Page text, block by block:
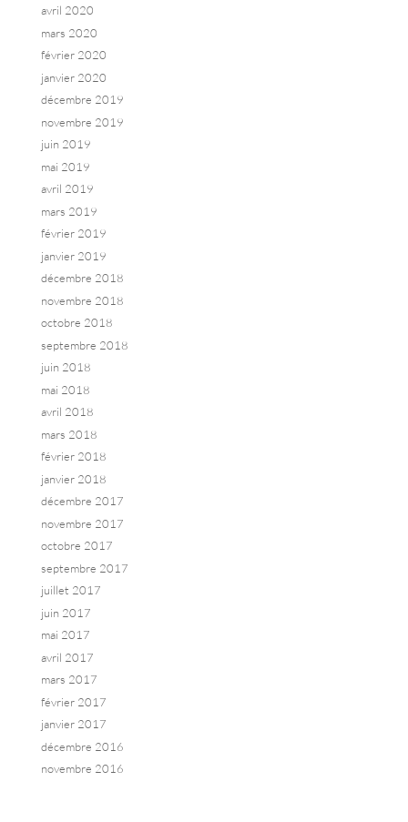
avril 2020
mars 2020
février 2020
janvier 2020
décembre 2019
novembre 2019
juin 2019
mai 2019
avril 2019
mars 2019
février 2019
janvier 2019
décembre 2018
novembre 2018
octobre 2018
septembre 2018
juin 2018
mai 2018
avril 2018
mars 2018
février 2018
janvier 2018
décembre 2017
novembre 2017
octobre 2017
septembre 2017
juillet 2017
juin 2017
mai 2017
avril 2017
mars 2017
février 2017
janvier 2017
décembre 2016
novembre 2016